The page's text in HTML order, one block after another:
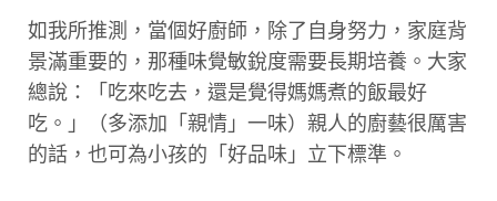
如我所推測，當個好廚師，除了自身努力，家庭背
景滿重要的，那種味覺敏銳度需要長期培養。大家
總說：「吃來吃去，還是覺得媽媽煮的飯最好
吃。」（多添加「親情」一味）親人的廚藝很厲害
的話，也可為小孩的「好品味」立下標準。